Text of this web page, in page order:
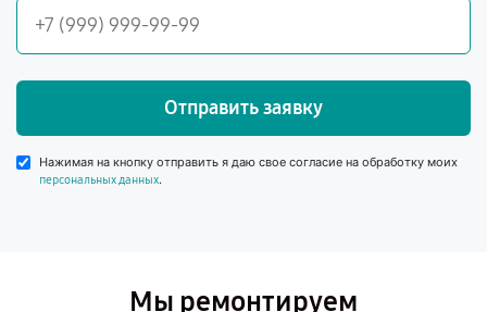
Отправить заявку
Нажимая на кнопку отправить я даю свое согласие на обработку моих
персональных данных.
Мы ремонтируем